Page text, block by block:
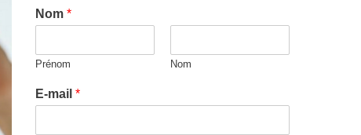
Nom *
Prénom Nom
E-mail *